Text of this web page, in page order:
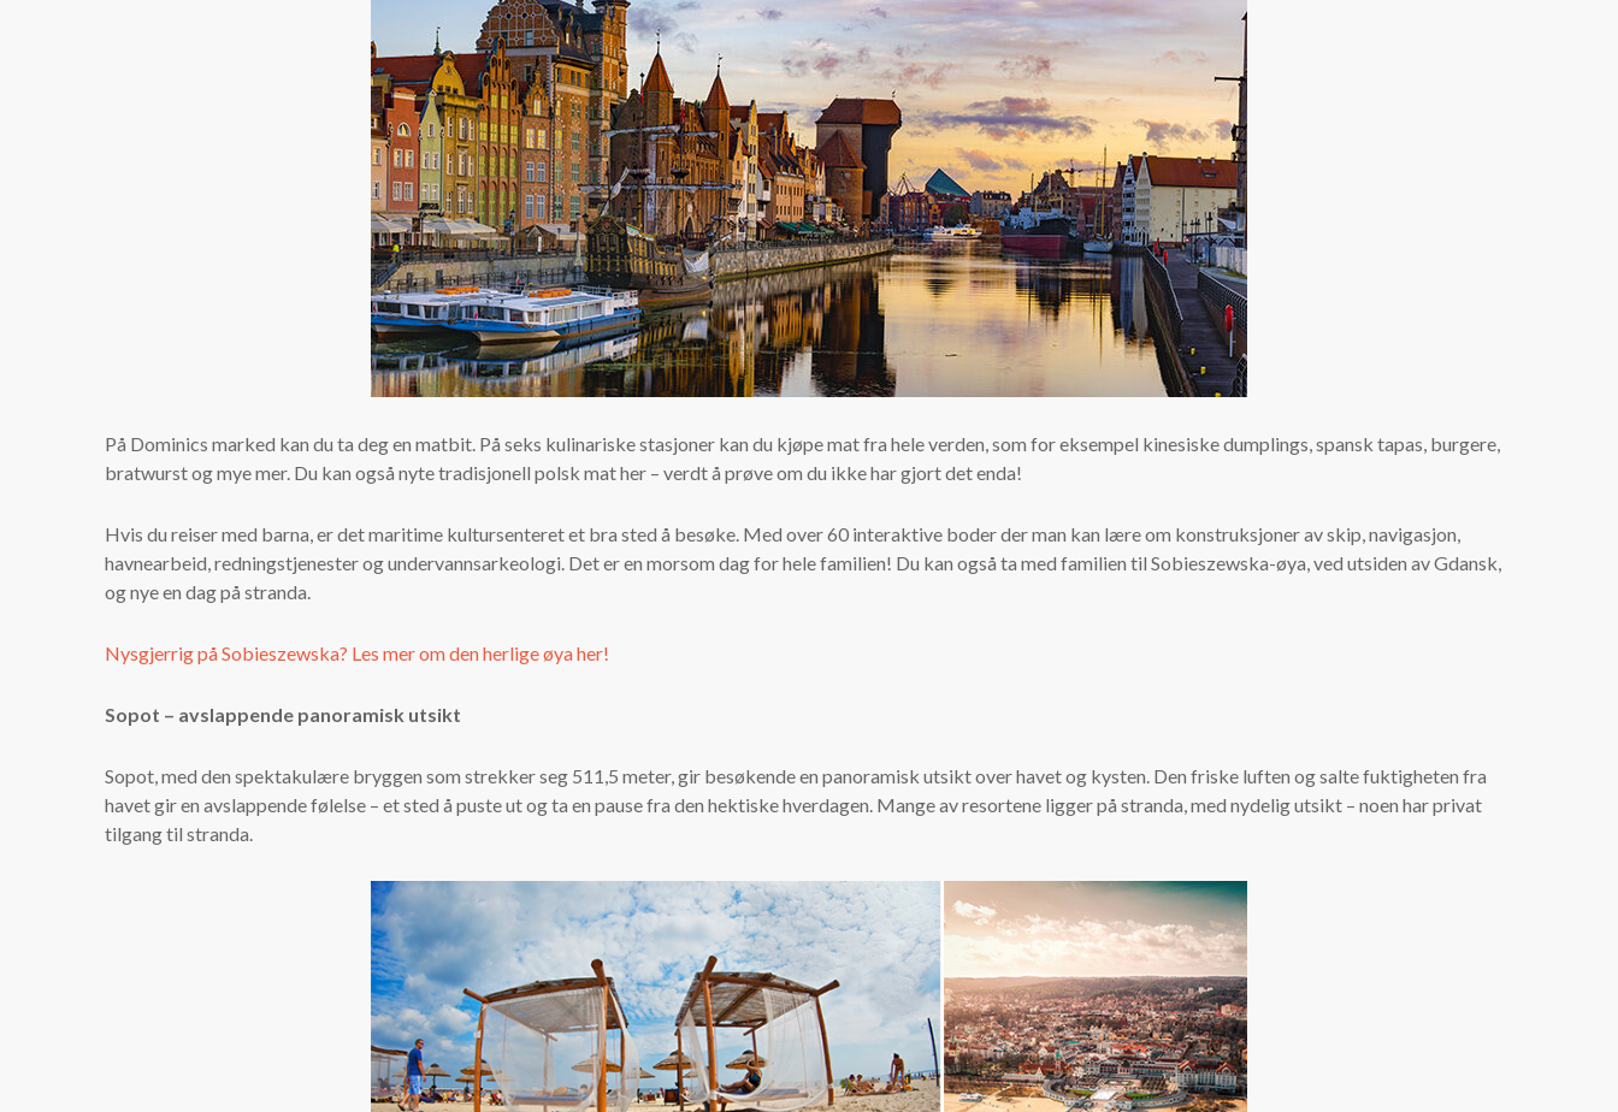
På Dominics marked kan du ta deg en matbit. På seks kulinariske stasjoner kan du kjøpe mat fra hele verden, som for eksempel kinesiske dumplings, spansk tapas, burgere,
bratwurst og mye mer. Du kan også nyte tradisjonell polsk mat her – verdt å prøve om du ikke har gjort det enda!
Hvis du reiser med barna, er det maritime kultursenteret et bra sted å besøke. Med over 60 interaktive boder der man kan lære om konstruksjoner av skip, navigasjon,
havnearbeid, redningstjenester og undervannsarkeologi. Det er en morsom dag for hele familien! Du kan også ta med familien til Sobieszewska-øya, ved utsiden av Gdansk,
og nye en dag på stranda.
Nysgjerrig på Sobieszewska? Les mer om den herlige øya her!
Sopot – avslappende panoramisk utsikt
Sopot, med den spektakulære bryggen som strekker seg 511,5 meter, gir besøkende en panoramisk utsikt over havet og kysten. Den friske luften og salte fuktigheten fra
havet gir en avslappende følelse – et sted å puste ut og ta en pause fra den hektiske hverdagen. Mange av resortene ligger på stranda, med nydelig utsikt – noen har privat
tilgang til stranda.